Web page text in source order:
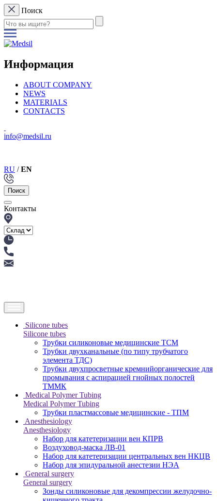
Поиск
Информация
ABOUT COMPANY
NEWS
MATERIALS
CONTACTS
info@medsil.ru
RU /EN
Поиск
Контакты
Silicone tubes
Silicone tubes
Трубки силиконовые медицинские ТСМ
Трубки двухканальные (по типу трубчатого
элемента ТДС)
Трубки двухпросветные кремнийорганические для
промывания с аспирацией гнойных полостей
ТММК
Medical Polymer Tubing
Medical Polymer Tubing
Трубки пластмассовые медицинские - ТПМ
Anesthesiology
Anesthesiology
Набор для катетеризации вен КПРВ
Воздуховод-маска ЛВ-01
Набор для катетеризации центральных вен НКЦВ
Набор для эпидуральной анестезии НЭА
General surgery
General surgery
Зонды силиконовые для декомпрессии желудочно-